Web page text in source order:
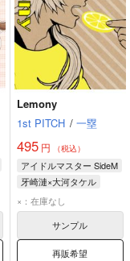
Lemony
1st PITCH / 一塁
495円 （税込）
アイドルマスター SideM
牙崎漣×大河タケル
牙崎漣
大河タケル
×：在庫なし
サンプル
再販希望